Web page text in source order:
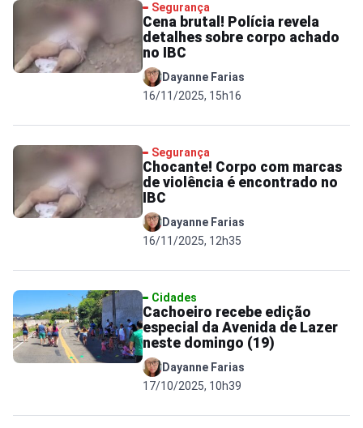
Segurança
Cena brutal! Polícia revela
detalhes sobre corpo achado
no IBC
Dayanne Farias
16/11/2025, 15h16
Segurança
Chocante! Corpo com marcas
de violência é encontrado no
IBC
Dayanne Farias
16/11/2025, 12h35
Cidades
Cachoeiro recebe edição
especial da Avenida de Lazer
neste domingo (19)
Dayanne Farias
17/10/2025, 10h39